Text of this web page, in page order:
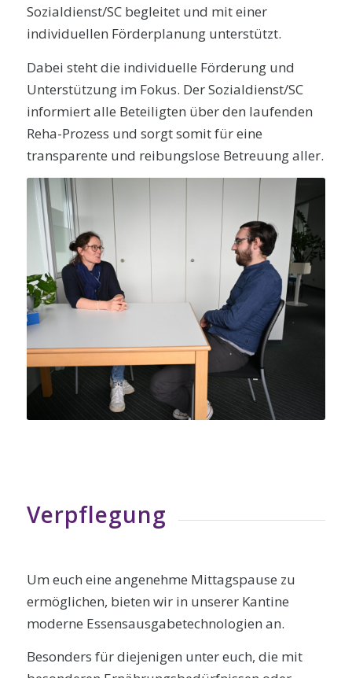
Sozialdienst/SC begleitet und mit einer
individuellen Förderplanung unterstützt.
Dabei steht die individuelle Förderung und
Unterstützung im Fokus. Der Sozialdienst/SC
informiert alle Beteiligten über den laufenden
Reha-Prozess und sorgt somit für eine
transparente und reibungslose Betreuung aller.
Verpflegung
Um euch eine angenehme Mittagspause zu
ermöglichen, bieten wir in unserer Kantine
moderne Essensausgabetechnologien an.
Besonders für diejenigen unter euch, die mit